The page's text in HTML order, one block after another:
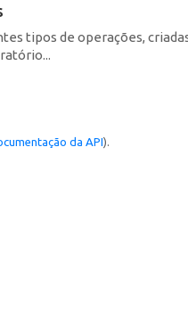
tipos de operações,
da API).